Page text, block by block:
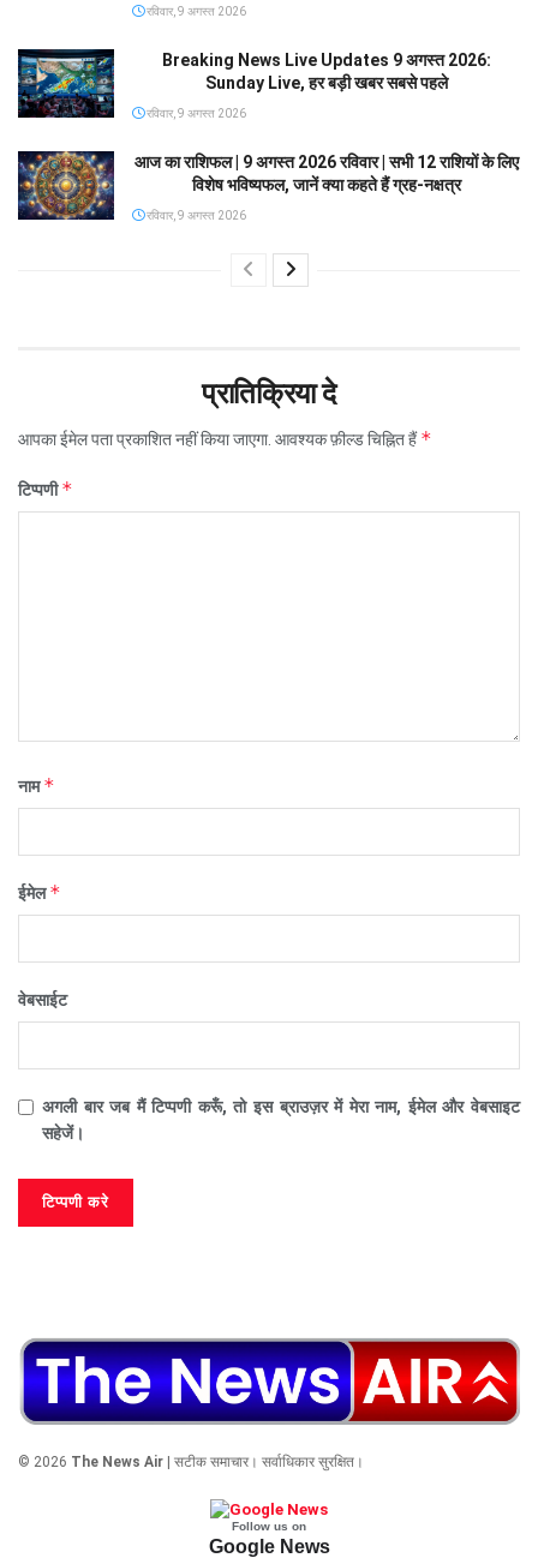
रविवार, 9 अगस्त 2026
Breaking News Live Updates 9 अगस्त 2026:
Sunday Live, हर बड़ी खबर सबसे पहले
रविवार, 9 अगस्त 2026
आज का राशिफल | 9 अगस्त 2026 रविवार | सभी 12 राशियों के लिए
विशेष भविष्यफल, जानें क्या कहते हैं ग्रह-नक्षत्र
रविवार, 9 अगस्त 2026
प्रातिक्रिया दे
आपका ईमेल पता प्रकाशित नहीं किया जाएगा. आवश्यक फ़ील्ड चिह्नित हैं*
टिप्पणी*
नाम*
ईमेल*
वेबसाईट
अगली बार जब मैं टिप्पणी करूँ, तो इस ब्राउज़र में मेरा नाम, ईमेल और वेबसाइट
सहेजें।
© 2026 The News Air | सटीक समाचार। सर्वाधिकार सुरक्षित।
Follow us on
Google News